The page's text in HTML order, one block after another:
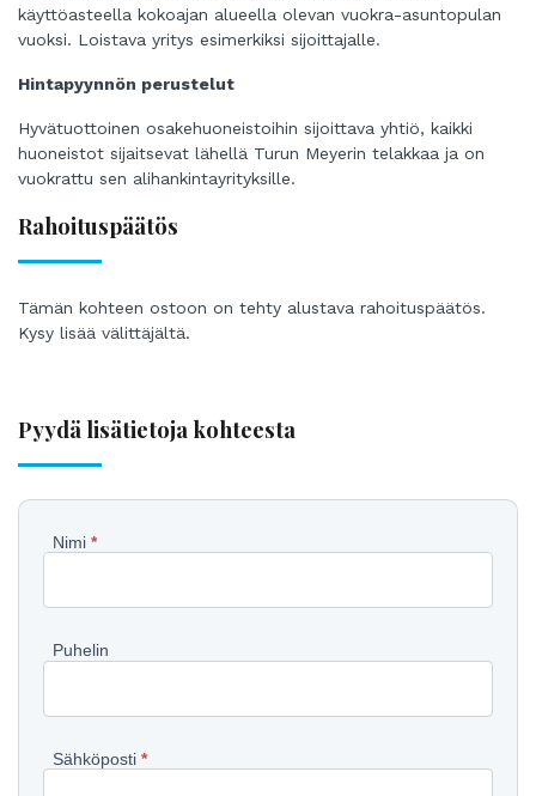
käyttöasteella kokoajan alueella olevan vuokra-asuntopulan
vuoksi. Loistava yritys esimerkiksi sijoittajalle.
Hintapyynnön perustelut
Hyvätuottoinen osakehuoneistoihin sijoittava yhtiö, kaikki
huoneistot sijaitsevat lähellä Turun Meyerin telakkaa ja on
vuokrattu sen alihankintayrityksille.
Rahoituspäätös
Tämän kohteen ostoon on tehty alustava rahoituspäätös.
Kysy lisää välittäjältä.
Pyydä lisätietoja kohteesta
Pyydä
Nimi *
Puhelin
Sähköposti *